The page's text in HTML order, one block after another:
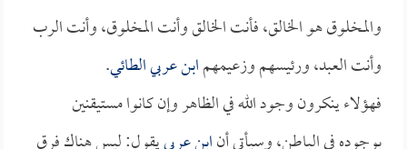
والمخلوق هو الخالق، فأنت الخالق وأنت المخلوق، وأنت الرب
وأنت العبد، ورئيسهم وزعيمهمابن عربي الطائي.
فهؤلاء ينكرون وجود الله في الظاهر وإن كانوا مستيقنين